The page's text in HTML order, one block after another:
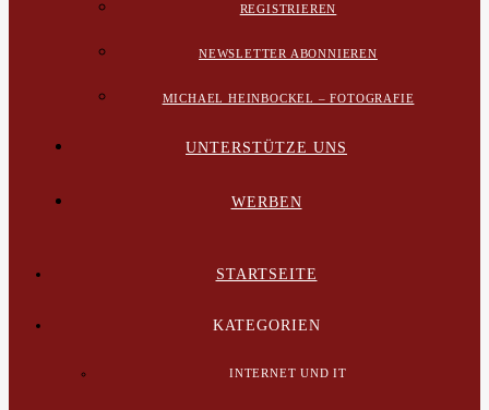
REGISTRIEREN
NEWSLETTER ABONNIEREN
MICHAEL HEINBOCKEL – FOTOGRAFIE
UNTERSTÜTZE UNS
WERBEN
STARTSEITE
KATEGORIEN
INTERNET UND IT